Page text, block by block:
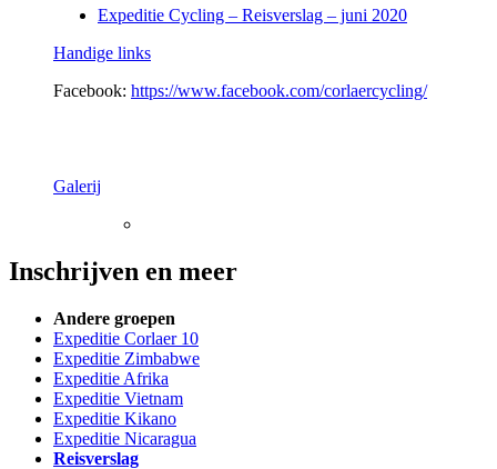
Expeditie Cycling – Reisverslag – juni 2020
Handige links
Facebook: https://www.facebook.com/corlaercycling/
Galerij
Inschrijven en meer
Andere groepen
Expeditie Corlaer 10
Expeditie Zimbabwe
Expeditie Afrika
Expeditie Vietnam
Expeditie Kikano
Expeditie Nicaragua
Reisverslag